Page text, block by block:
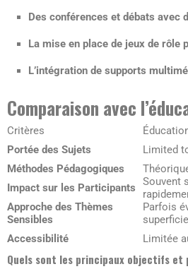
Des conférences et débats
La mise en place de jeux de
L’intégration de supports
Comparaison avec
Critères
Portée des Sujets
Limited
Méthodes Pédagogiques
Impact sur les Participants
Souvent
Approche des Thèmes
Sensibles
Parfois
Accessibilité
Limitée
Quels sont les principaux objectifs et